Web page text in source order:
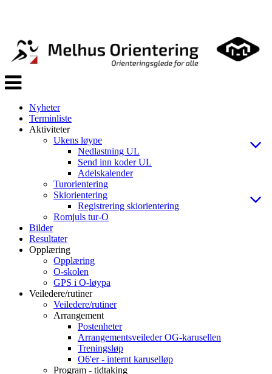
Veksle
navigasjon
Nyheter
Terminliste
Aktiviteter
Ukens løype
Nedlastning UL
Send inn koder UL
Adelskalender
Turorientering
Skiorientering
Registrering skiorientering
Romjuls tur-O
Bilder
Resultater
Opplæring
Opplæring
O-skolen
GPS i O-løypa
Veiledere/rutiner
Veiledere/rutiner
Arrangement
Postenheter
Arrangementsveileder OG-karusellen
Treningsløp
O6'er - internt karuselløp
Program - tidtaking